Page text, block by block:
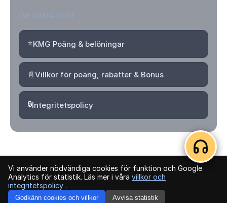
Vi använder nödvändiga cookies för funktion och Google
Analytics för statistik. Läs mer i våra villkor och
integritetspolicy .
Godkänn cookies och villkor Avvisa statistik
⭐KMG Poäng & belöningar
📄Villkor för poäng, rabatter & Bonus
🔒Integritetspolicy
© 2026 Kvartersmenyguiden. Alla rättigheter förbehållna.
Logga in